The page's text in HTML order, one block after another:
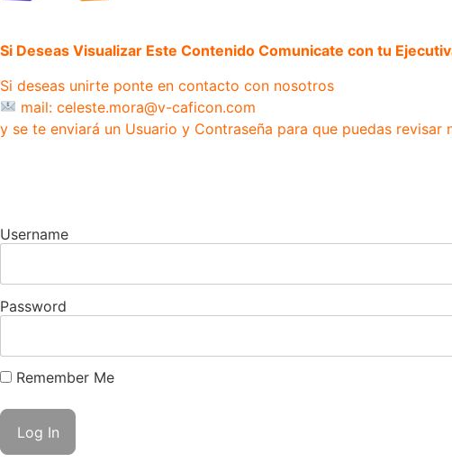
Si Deseas Visualizar Este Contenido Comunicate con tu
Si deseas unirte ponte en contacto con nosotros
mail: celeste.mora@v-caficon.com
y se te enviará un Usuario y Contraseña para que puedas revisar
Username
Password
Remember Me